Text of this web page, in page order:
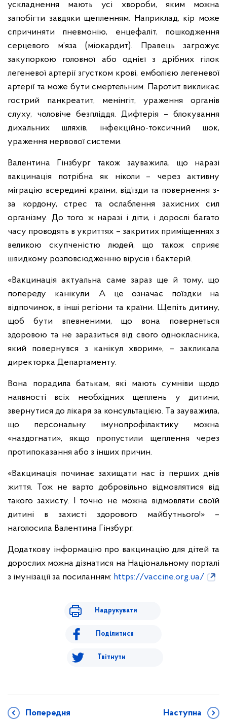
ускладнення мають усі хвороби, яким можна
запобігти завдяки щепленням. Наприклад, кір може
спричиняти пневмонію, енцефаліт, пошкодження
серцевого м’яза (міокардит). Правець загрожує
закупоркою головної або однієї з дрібних гілок
легеневої артерії згустком крові, емболією легеневої
артерії та може бути смертельним. Паротит викликає
гострий панкреатит, менінгіт, ураження органів
слуху, чоловіче безпліддя. Дифтерія – блокування
дихальних шляхів, інфекційно-токсичний шок,
ураження нервової системи.
Валентина Гінзбург також зауважила, що наразі
вакцинація потрібна як ніколи – через активну
міграцію всередині країни, від’їзди та повернення з-
за кордону, стрес та ослаблення захисних сил
організму. До того ж наразі і діти, і дорослі багато
часу проводять в укриттях – закритих приміщеннях з
великою скупченістю людей, що також сприяє
швидкому розповсюдженню вірусів і бактерій.
«Вакцинація актуальна саме зараз ще й тому, що
попереду канікули. А це означає поїздки на
відпочинок, в інші регіони та країни. Щепіть дитину,
щоб бути впевненими, що вона повернеться
здоровою та не заразиться від свого однокласника,
який повернувся з канікул хворим», – закликала
директорка Департаменту.
Вона порадила батькам, які мають сумніви щодо
наявності всіх необхідних щеплень у дитини,
звернутися до лікаря за консультацією. Та зауважила,
що персональну імунопрофілактику можна
«наздогнати», якщо пропустили щеплення через
протипоказання або з інших причин.
«Вакцинація починає захищати нас із перших днів
життя. Тож не варто добровільно відмовлятися від
такого захисту. І точно не можна відмовляти своїй
дитині в захисті здорового майбутнього!» –
наголосила Валентина Гінзбург.
Додаткову інформацію про вакцинацію для дітей та
дорослих можна дізнатися на Національному порталі
з імунізації за посиланням: https://vaccine.org.ua/
Надрукувати
Поділитися
Твітнути
Попередня Наступна